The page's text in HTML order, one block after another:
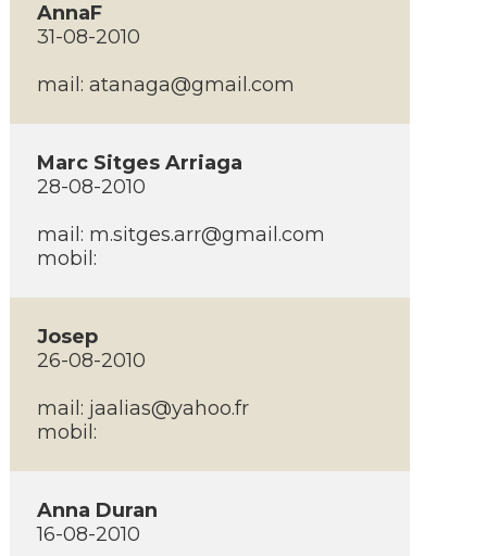
AnnaF
31-08-2010
mail: atanaga@gmail.com
Marc Sitges Arriaga
28-08-2010
mail: m.sitges.arr@gmail.com
mobil:
Josep
26-08-2010
mail: jaalias@yahoo.fr
mobil:
Anna Duran
16-08-2010